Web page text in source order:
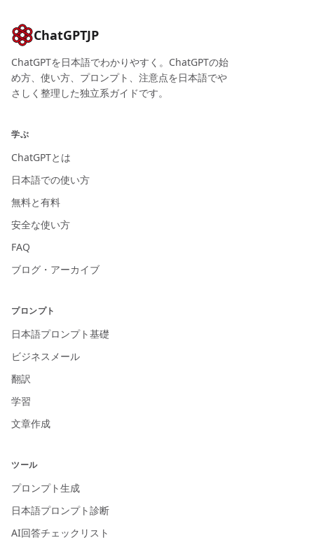
ChatGPTJP
ChatGPTを日本語でわかりやすく。ChatGPTの始
め方、使い方、プロンプト、注意点を日本語でや
さしく整理した独立系ガイドです。
学ぶ
ChatGPTとは
日本語での使い方
無料と有料
安全な使い方
FAQ
ブログ・アーカイブ
プロンプト
日本語プロンプト基礎
ビジネスメール
翻訳
学習
文章作成
ツール
プロンプト生成
日本語プロンプト診断
AI回答チェックリスト